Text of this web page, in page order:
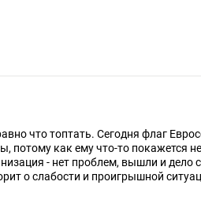
что топтать. Сегодня флаг
потому как ему что-то покажется
- нет проблем, вышли и дело